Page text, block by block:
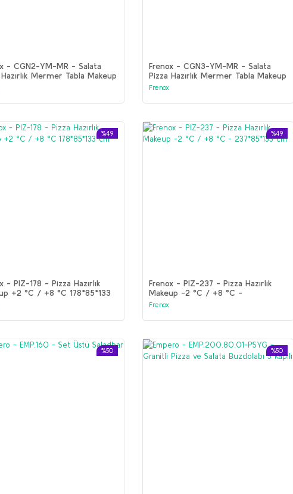
- CGN2-YM-MR - Salata
Mermer Tabla Makeup
Garnitürlük +2 °C / +8 °C
Frenox - CGN3-YM-MR - Salata
Pizza Hazırlık Mermer Tabla Makeup
Yüksek Garnitürlük +2 °C / +8 °C
Frenox
%49
- PIZ-178 - Pizza Hazırlık
+2 °C / +8 °C 178*85*133
%49
Frenox - PIZ-237 - Pizza Hazırlık
Makeup -2 °C / +8 °C -
237*85*133 cm
Frenox
%50 %50